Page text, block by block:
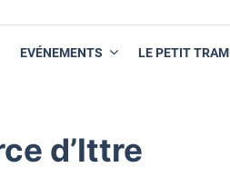
EVÉNEMENTS LE PETIT TRAM
d’Ittre